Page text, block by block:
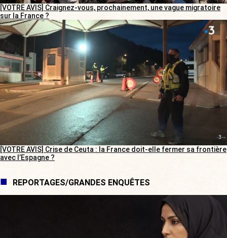
[VOTRE AVIS] Craignez-vous, prochainement, une vague migratoire
sur la France ?
[VOTRE AVIS] Crise de Ceuta : la France doit-elle fermer sa frontière
avec l’Espagne ?
REPORTAGES/GRANDES ENQUÊTES